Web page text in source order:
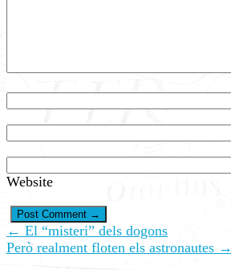
Website
← El “misteri” dels dogons
Però realment floten els astronautes →